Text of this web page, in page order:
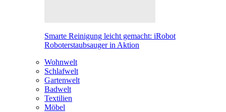
Smarte Reinigung leicht gemacht: iRobot
Roboterstaubsauger in Aktion
Wohnwelt
Schlafwelt
Gartenwelt
Badwelt
Textilien
Möbel